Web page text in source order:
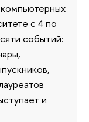
с 4 по
событий:
и